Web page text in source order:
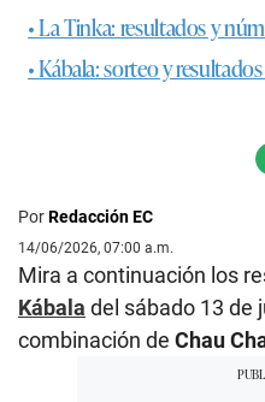
• La Tinka: resultados y
• Kábala: sorteo y
PorRedacción EC
14/06/2026, 07:00 a.m.
Mira a continuación los
Kábala del sábado 13 de
combinación de Chau